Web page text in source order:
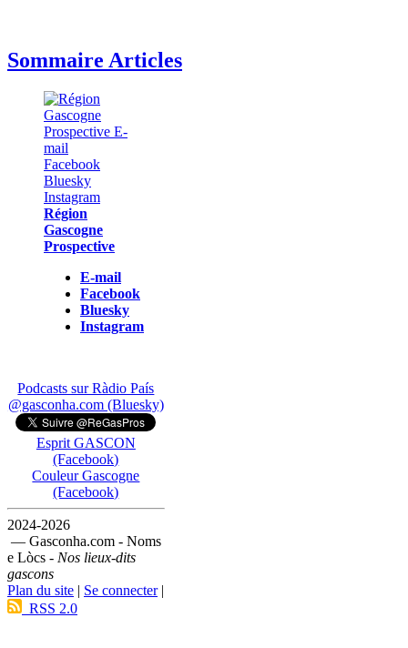
Sommaire Articles
Région
Gascogne
Prospective
E-mail
Facebook
Bluesky
Instagram
Podcasts sur Ràdio País
@gasconha.com (Bluesky)
Esprit GASCON
(Facebook)
Couleur Gascogne
(Facebook)
2024-2026
— Gasconha.com - Noms
e Lòcs - Nos lieux-dits
gascons
Plan du site | Se connecter|
RSS 2.0